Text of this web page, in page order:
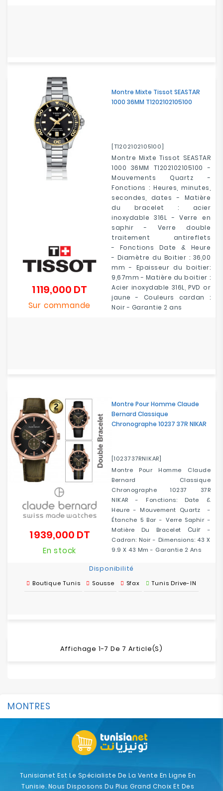
Montre Mixte Tissot SEASTAR
1000 36MM T1202102105100
[T1202102105100]
Montre Mixte Tissot SEASTAR
1000 36MM T1202102105100 -
Mouvements Quartz -
Fonctions : Heures, minutes,
secondes, dates - Matière
du bracelet : acier
inoxydable 316L - Verre en
saphir - Verre double
traitement antireflets
- Fonctions Date & Heure
- Diamètre du Boitier : 36,00
mm - Epaisseur du boitier:
9,67mm - Matière du boitier :
Acier inoxydable 316L, PVD or
jaune - Couleurs cardan :
Noir - Garantie 2 ans
1 119,000 DT
Sur commande
Montre Pour Homme Claude
Bernard Classique
Chronographe 10237 37R NIKAR
[1023737RNIKAR]
Montre Pour Homme Claude
Bernard Classique
Chronographe 10237 37R
NIKAR - Fonctions: Date &
Heure - Mouvement Quartz -
Étanche 5 Bar - Verre Saphir -
Matière Du Bracelet Cuir
-
Cadran: Noir - Dimensions: 43 X
9.9 X 43 Mm - Garantie 2 Ans
1 939,000 DTPrix
En stock
Disponibilité
Boutique Tunis Sousse Sfax Tunis Drive-IN
Affichage 1-7 De 7 Article(s)
MONTRES
Tunisianet Est Le Spécialiste De La Vente En Ligne En
Tunisie. Nous Disposons Du Plus Grand Choix Et Des